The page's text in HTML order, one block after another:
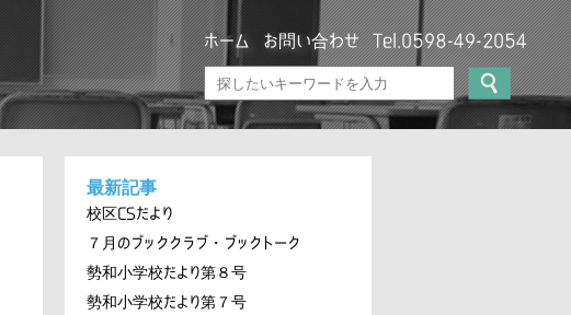
ホーム お問い合わせ Tel.0598-49-2054
最新記事
校区CSだより
７月のブッククラブ・ブックトーク
勢和小学校だより第８号
勢和小学校だより第７号